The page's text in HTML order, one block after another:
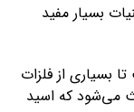
بسیار مفید
بسیاری از فلزات
می‌شود که اسید